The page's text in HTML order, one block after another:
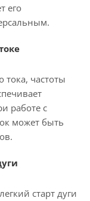
его
частоты
работе с
может быть
старт дуги